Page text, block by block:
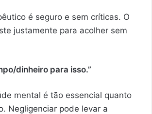
é seguro e sem críticas. O
justamente para acolher sem
dinheiro para isso.”
mental é tão essencial quanto
Negligenciar pode levar a